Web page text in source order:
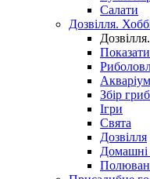
Салати
Дозвілля.
Показати
Акваріум
Збір
Ігри
Свята
Дозвілля
Домашні